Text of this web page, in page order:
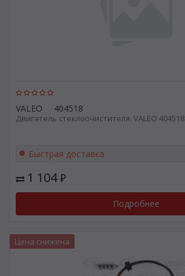
VALEO 404518
Двигатель стеклоочистителя. VALEO 404518
Быстрая доставка
1 104₽
Подробнее
Цена снижена